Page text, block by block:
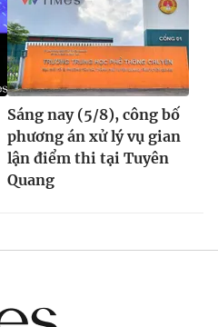
Sáng nay (5/8), công bố
phương án xử lý vụ gian
lận điểm thi tại Tuyên
Quang